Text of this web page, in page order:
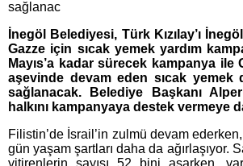
sağlanac
İnegöl Belediyesi, Türk Kızılay’ı
Gazze için sıcak yemek yardım
Mayıs’a kadar sürecek kampanya ile
aşevinde devam eden sıcak yemek
sağlanacak. Belediye Başkanı
halkını kampanyaya destek vermeye
Filistin’de İsrail’in zulmü devam
gün yaşam şartları daha da ağırlaşıyor.
yitirenlerin sayısı 52 bini aşarken,